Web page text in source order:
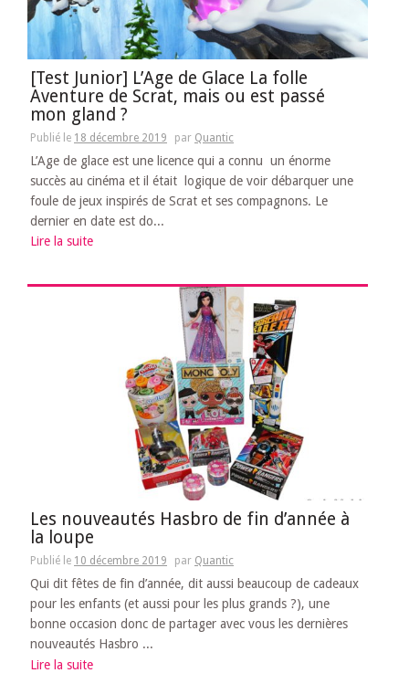
[Test Junior] L’Age de Glace La folle
Aventure de Scrat, mais ou est passé
mon gland ?
Publié le 18 décembre 2019 par Quantic
L’Age de glace est une licence qui a connu un énorme
succès au cinéma et il était logique de voir débarquer une
foule de jeux inspirés de Scrat et ses compagnons. Le
dernier en date est do...
Lire la suite
Les nouveautés Hasbro de fin d’année à
la loupe
Publié le 10 décembre 2019 par Quantic
Qui dit fêtes de fin d’année, dit aussi beaucoup de cadeaux
pour les enfants (et aussi pour les plus grands ?), une
bonne occasion donc de partager avec vous les dernières
nouveautés Hasbro ...
Lire la suite